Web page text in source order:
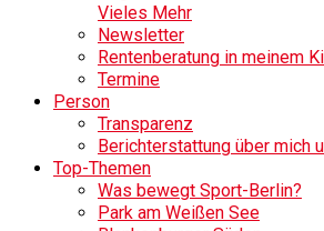
Vieles Mehr
Newsletter
Rentenberatung in meinem
Termine
Person
Transparenz
Berichterstattung über mich
Top-Themen
Was bewegt Sport-Berlin?
Park am Weißen See